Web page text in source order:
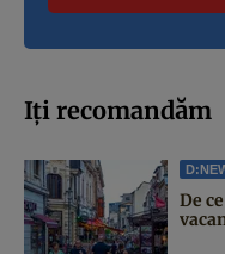
Iți recomandăm
De